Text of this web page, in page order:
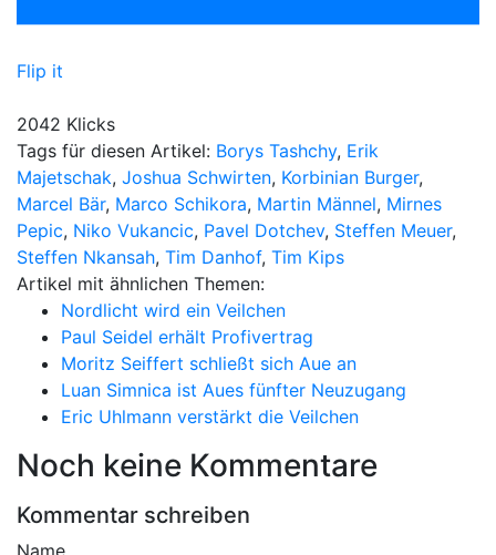
Flip it
2042 Klicks
Tags für diesen Artikel: Borys Tashchy, Erik
Majetschak, Joshua Schwirten, Korbinian Burger,
Marcel Bär, Marco Schikora, Martin Männel, Mirnes
Pepic, Niko Vukancic, Pavel Dotchev, Steffen Meuer,
Steffen Nkansah, Tim Danhof, Tim Kips
Artikel mit ähnlichen Themen:
Nordlicht wird ein Veilchen
Paul Seidel erhält Profivertrag
Moritz Seiffert schließt sich Aue an
Luan Simnica ist Aues fünfter Neuzugang
Eric Uhlmann verstärkt die Veilchen
Noch keine Kommentare
Kommentar schreiben